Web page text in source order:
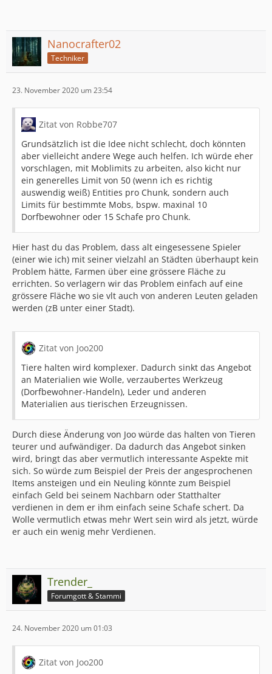
Nanocrafter02
Techniker
23. November 2020 um 23:54
Zitat von Robbe707
Grundsätzlich ist die Idee nicht schlecht, doch könnten
aber vielleicht andere Wege auch helfen. Ich würde eher
vorschlagen, mit Moblimits zu arbeiten, also kicht nur
ein generelles Limit von 50 (wenn ich es richtig
auswendig weiß) Entities pro Chunk, sondern auch
Limits für bestimmte Mobs, bspw. maxinal 10
Dorfbewohner oder 15 Schafe pro Chunk.
Hier hast du das Problem, dass alt eingesessene Spieler
(einer wie ich) mit seiner vielzahl an Städten überhaupt kein
Problem hätte, Farmen über eine grössere Fläche zu
errichten. So verlagern wir das Problem einfach auf eine
grössere Fläche wo sie vlt auch von anderen Leuten geladen
werden (zB unter einer Stadt).
Zitat von Joo200
Tiere halten wird komplexer. Dadurch sinkt das Angebot
an Materialien wie Wolle, verzaubertes Werkzeug
(Dorfbewohner-Handeln), Leder und anderen
Materialien aus tierischen Erzeugnissen.
Durch diese Änderung von Joo würde das halten von Tieren
teurer und aufwändiger. Da dadurch das Angebot sinken
wird, bringt das aber vermutlich interessante Aspekte mit
sich. So würde zum Beispiel der Preis der angesprochenen
Items ansteigen und ein Neuling könnte zum Beispiel
einfach Geld bei seinem Nachbarn oder Statthalter
verdienen in dem er ihm einfach seine Schafe schert. Da
Wolle vermutlich etwas mehr Wert sein wird als jetzt, würde
er auch ein wenig mehr Verdienen.
Trender_
Forumgott & Stammi
24. November 2020 um 01:03
Zitat von Joo200